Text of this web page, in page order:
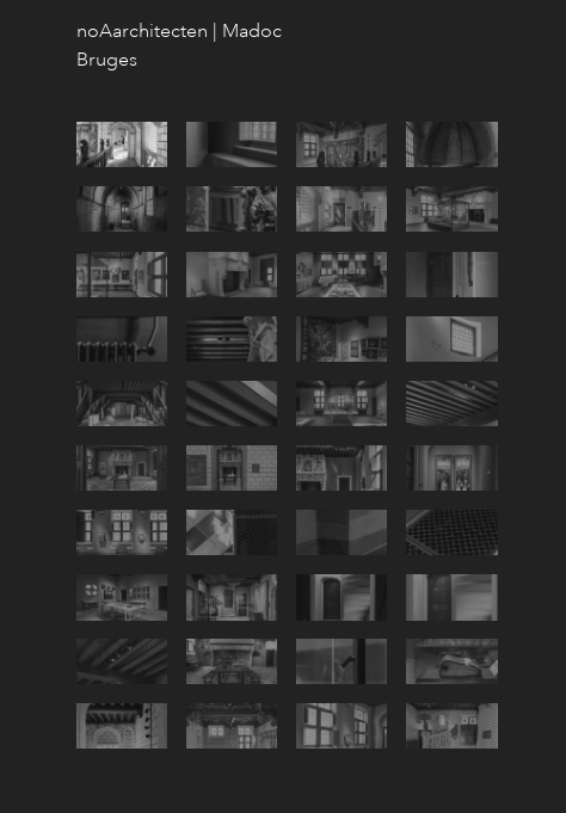
noAarchitecten | Madoc
Bruges